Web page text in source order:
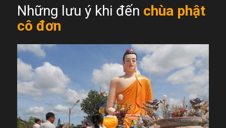
Những lưu ý khi đến chùa phật
cô đơn